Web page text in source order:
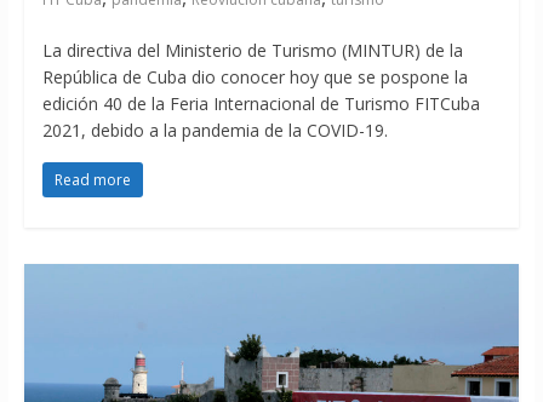
La directiva del Ministerio de Turismo (MINTUR) de la
República de Cuba dio conocer hoy que se pospone la
edición 40 de la Feria Internacional de Turismo FITCuba
2021, debido a la pandemia de la COVID-19.
Read more